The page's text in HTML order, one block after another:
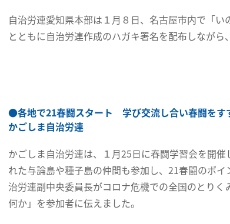
自治労連愛知県本部は１月８日、名古屋市内で「
とともに自治労連作成のハガキ署名を配布しながら
●各地で21春闘スタート 学び交流し合い春闘をす
かごしま自治労連
かごしま自治労連は、１月25日に春闘学習会を開
れた与論島や種子島の仲間も参加し、21春闘のポ
治労連副中央委員長がコロナ危機での全国のとり
何か」を参加者に伝えました。